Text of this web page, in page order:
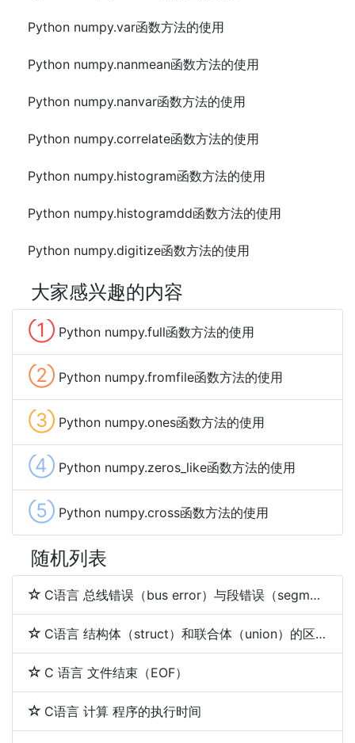
Python numpy.var函数方法的使用
Python numpy.nanmean函数方法的使用
Python numpy.nanvar函数方法的使用
Python numpy.correlate函数方法的使用
Python numpy.histogram函数方法的使用
Python numpy.histogramdd函数方法的使用
Python numpy.digitize函数方法的使用
大家感兴趣的内容
① Python numpy.full函数方法的使用
② Python numpy.fromfile函数方法的使用
③ Python numpy.ones函数方法的使用
④ Python numpy.zeros_like函数方法的使用
⑤ Python numpy.cross函数方法的使用
随机列表
C语言 总线错误（bus error）与段错误（segmentation fault）
C语言 结构体（struct）和联合体（union）的区别
C 语言 文件结束（EOF）
C语言 计算 程序的执行时间